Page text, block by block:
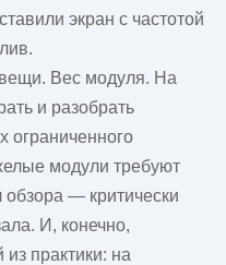
экран с частотой
вещи. Вес модуля. На
и разобрать
ограниченного
модули требуют
— критически
И, конечно,
практики: на